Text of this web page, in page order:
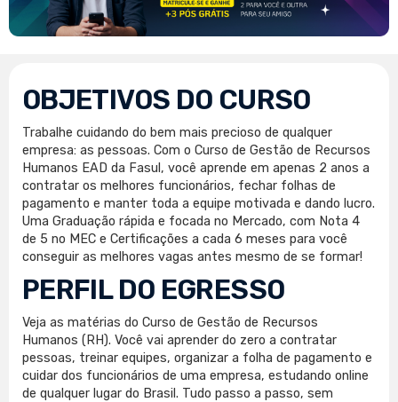
OBJETIVOS DO CURSO
Trabalhe cuidando do bem mais precioso de qualquer
empresa: as pessoas. Com o Curso de Gestão de Recursos
Humanos EAD da Fasul, você aprende em apenas 2 anos a
contratar os melhores funcionários, fechar folhas de
pagamento e manter toda a equipe motivada e dando lucro.
Uma Graduação rápida e focada no Mercado, com Nota 4
de 5 no MEC e Certificações a cada 6 meses para você
conseguir as melhores vagas antes mesmo de se formar!
PERFIL DO EGRESSO
Veja as matérias do Curso de Gestão de Recursos
Humanos (RH). Você vai aprender do zero a contratar
pessoas, treinar equipes, organizar a folha de pagamento e
cuidar dos funcionários de uma empresa, estudando online
de qualquer lugar do Brasil. Tudo passo a passo, sem